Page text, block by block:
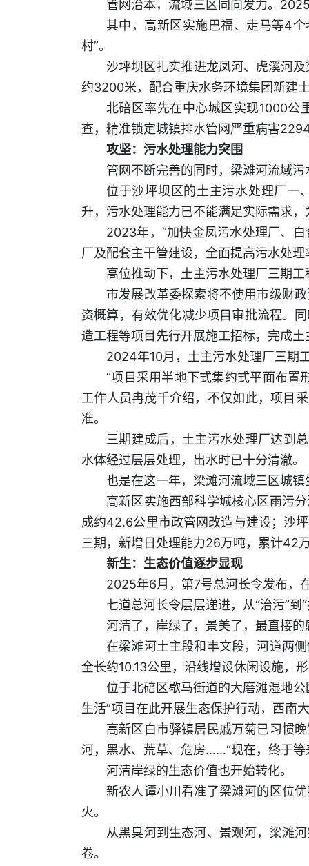
管网治本，流域三区同向发力。
其中，高新区实施巴福、走马等4
村”。
沙坪坝区扎实推进龙凤河、虎溪河
约3200米，配合重庆水务环境集团新建
北碚区率先在中心城区实现1000公
查，精准锁定城镇排水管网严重病害
攻坚：污水处理能力突围
管网不断完善的同时，梁滩河流域
位于沙坪坝区的土主污水处理厂一
升，污水处理能力已不能满足实际需求
2023年，“加快金凤污水处理厂、
厂及配套主干管建设，全面提高污水处
高位推动下，土主污水处理厂三期
市发展改革委探索将不使用市级财
资概算，有效优化减少项目审批流程。
造工程等项目先行开展施工招标，完成
2024年10月，土主污水处理厂三期
“项目采用半地下式集约式平面布置
工作人员冉茂千介绍，不仅如此，项目
准。
三期建成后，土主污水处理厂达到
水体经过层层处理，出水时已十分清澈。
也是在这一年，梁滩河流域三区城
高新区实施西部科学城核心区雨污
成约42.6公里市政管网改造与建设；沙
三期，新增日处理能力26万吨，累计42
新生：生态价值逐步显现
2025年6月，第7号总河长令发布，
七道总河长令层层递进，从“治污”
河清了，岸绿了，景美了，最直接
在梁滩河土主段和丰文段，河道两
全长约10.13公里，沿线增设休闲设施，
位于北碚区歇马街道的大磨滩湿地
生活”项目在此开展生态保护行动，西南
高新区白市驿镇居民戚万菊已习惯
河，黑水、荒草、危房……“现在，终于等
河清岸绿的生态价值也开始转化。
新农人谭小川看准了梁滩河的区位
火。
从黑臭河到生态河、景观河，梁滩
卷。